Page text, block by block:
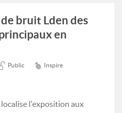
bruit Lden des
en
Public Inspire
l'exposition aux